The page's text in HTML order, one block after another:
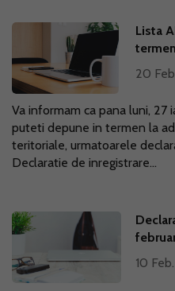
Lista
20
Va informam ca pana luni, 27
puteti depune in termen la
teritoriale, urmatoarele
Declaratie de inregistrare...
10